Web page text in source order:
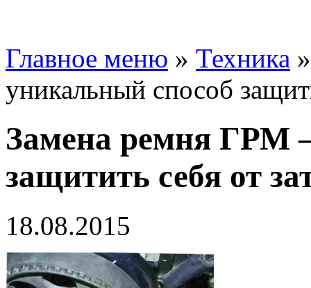
Главное меню » Техника
уникальный способ
Замена ремня ГРМ
защитить себя от
18.08.2015